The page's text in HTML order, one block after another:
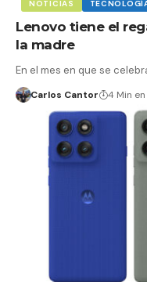
NOTICIAS
Lenovo tiene el
la madre
En el mes en que se
Carlos Cantor 4 Min